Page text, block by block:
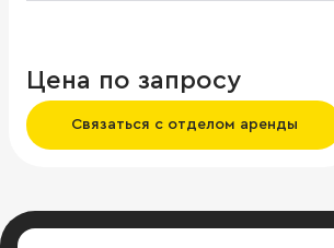
Цена по запросу
Связаться с отделом аренды